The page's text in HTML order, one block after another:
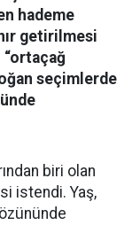
hademe
getirilmesi
seçimlerde
biri olan
istendi. Yaş,